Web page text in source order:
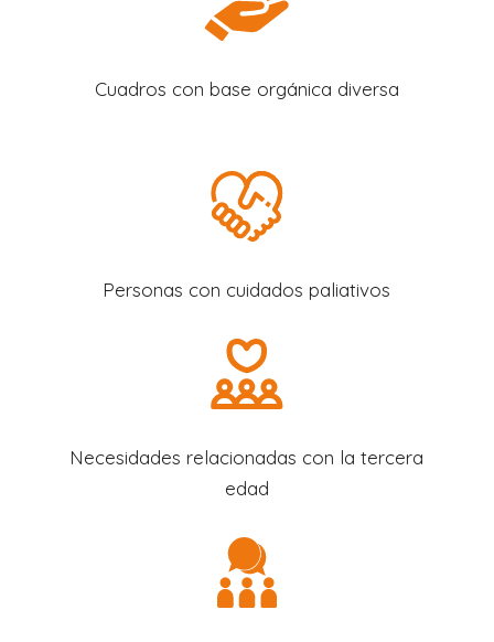
Cuadros con base orgánica diversa
Personas con cuidados paliativos
Necesidades relacionadas con la tercera
edad